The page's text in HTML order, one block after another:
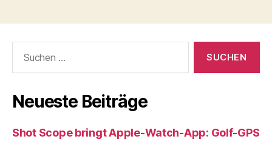
nach:
Neueste Beiträge
Shot Scope bringt Apple-Watch-App: Golf-GPS